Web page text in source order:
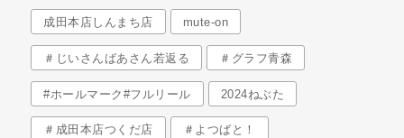
成田本店しんまち店 mute-on
＃じいさんばあさん若返る ＃グラフ青森
#ホールマーク#フルリール 2024ねぶた
＃成田本店つくだ店 ＃よつばと！